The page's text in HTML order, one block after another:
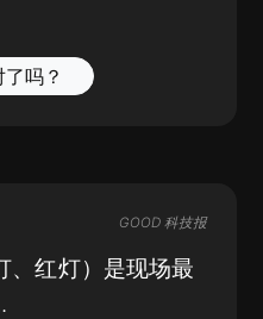
吗？
GOOD 科技报
、红灯）是现场最